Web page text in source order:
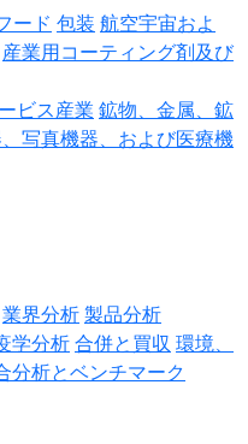
ード 包装 航空宇宙およ
産業用コーティング剤及び
ビス産業 鉱物、金属、鉱
写真機器、および医療機
業界分析製品分析
学分析合併と買収 環境、
分析とベンチマーク